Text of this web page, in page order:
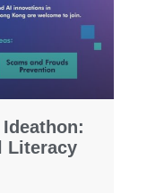
Literacy